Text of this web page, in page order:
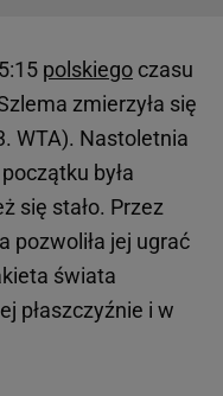
polskiego czasu
zmierzyła się
WTA). Nastoletnia
była
się stało. Przez
pozwoliła jej ugrać
świata
płaszczyźnie i w